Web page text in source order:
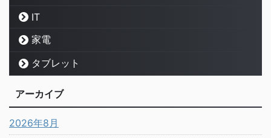
IT
家電
タブレット
アーカイブ
2026年8月